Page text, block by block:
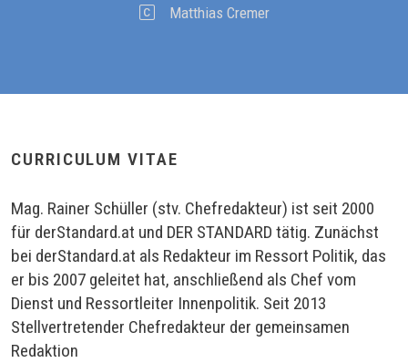
Matthias Cremer
CURRICULUM VITAE
Mag. Rainer Schüller (stv. Chefredakteur) ist seit 2000
für derStandard.at und DER STANDARD tätig. Zunächst
bei derStandard.at als Redakteur im Ressort Politik, das
er bis 2007 geleitet hat, anschließend als Chef vom
Dienst und Ressortleiter Innenpolitik. Seit 2013
Stellvertretender Chefredakteur der gemeinsamen
Redaktion